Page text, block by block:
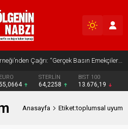
Batman Basın Derneği’nden Çağrı: “Gerçek Basın Emekçileri Desteklenmeli”
EURO STERLİN
64,2258
BIST 100
13.676,19
Anasayfa Etiket:toplumsal uyum